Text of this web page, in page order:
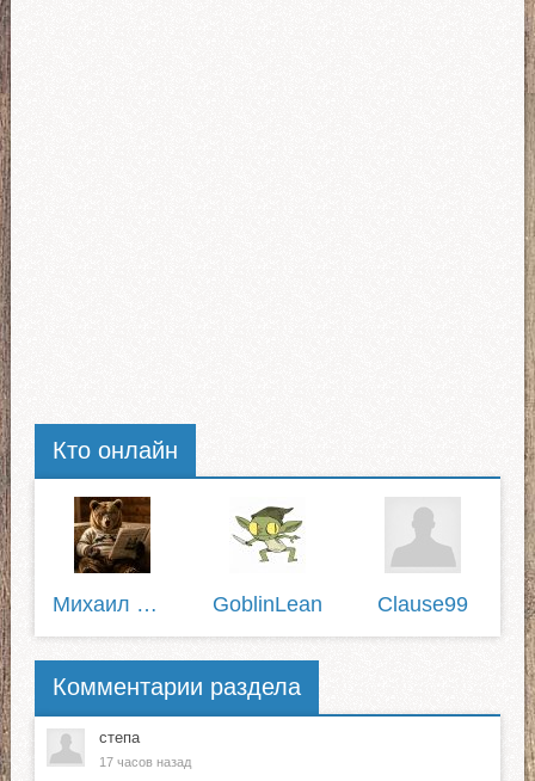
Кто онлайн
Михаил Пирожков GoblinLean Clause99
Комментарии раздела
степа
17 часов назад